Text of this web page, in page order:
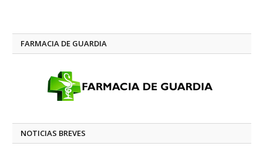
FARMACIA DE GUARDIA
NOTICIAS BREVES